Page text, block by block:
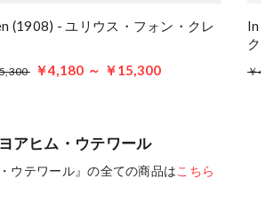
(1908) - ユリウス・フォン・クレ
￥4,180 ～ ￥15,300
In
ク
￥
ヨアヒム・ウテワール
ウテワール』の全ての商品はこちら